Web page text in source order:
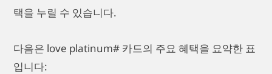
택을 누릴 수 있습니다.
다음은 love platinum# 카드의 주요 혜택을 요약한 표
입니다: